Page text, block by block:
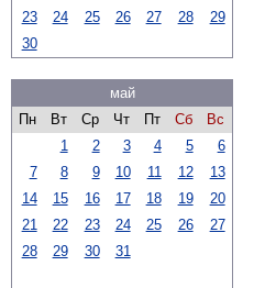
23
24 25 26 27 28
29
30
май
Пн
Вт Ср Чт Пт Сб
Вс
1
2 3 4 5
6
7
8 9 10 11 12
13
14
15 16 17 18 19
20
21
22 23 24 25 26
27
28
29 30 31